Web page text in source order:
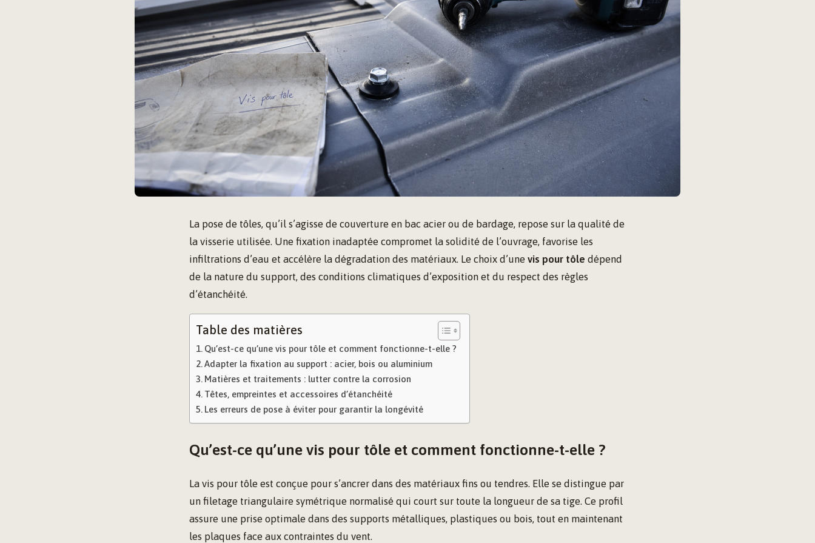
La pose de tôles, qu’il s’agisse de couverture en bac acier ou de bardage, repose sur la qualité de
la visserie utilisée. Une fixation inadaptée compromet la solidité de l’ouvrage, favorise les
infiltrations d’eau et accélère la dégradation des matériaux. Le choix d’une vis pour tôle dépend
de la nature du support, des conditions climatiques d’exposition et du respect des règles
d’étanchéité.
Table des matières
Qu’est-ce qu’une vis pour tôle et comment fonctionne-t-elle ?
Adapter la fixation au support : acier, bois ou aluminium
Matières et traitements : lutter contre la corrosion
Têtes, empreintes et accessoires d’étanchéité
Les erreurs de pose à éviter pour garantir la longévité
Qu’est-ce qu’une vis pour tôle et comment fonctionne-t-elle ?
La vis pour tôle est conçue pour s’ancrer dans des matériaux fins ou tendres. Elle se distingue par
un filetage triangulaire symétrique normalisé qui court sur toute la longueur de sa tige. Ce profil
assure une prise optimale dans des supports métalliques, plastiques ou bois, tout en maintenant
les plaques face aux contraintes du vent.